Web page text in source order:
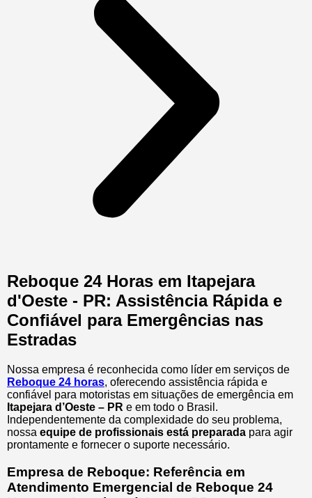
Reboque 24 Horas em Itapejara
d'Oeste - PR: Assistência Rápida e
Confiável para Emergências nas
Estradas
Nossa empresa é reconhecida como líder em serviços de
Reboque 24 horas, oferecendo assistência rápida e
confiável para motoristas em situações de emergência em
Itapejara d’Oeste – PR e em todo o Brasil.
Independentemente da complexidade do seu problema,
nossa equipe de profissionais está preparada para agir
prontamente e fornecer o suporte necessário.
Empresa de Reboque: Referência em
Atendimento Emergencial de Reboque 24